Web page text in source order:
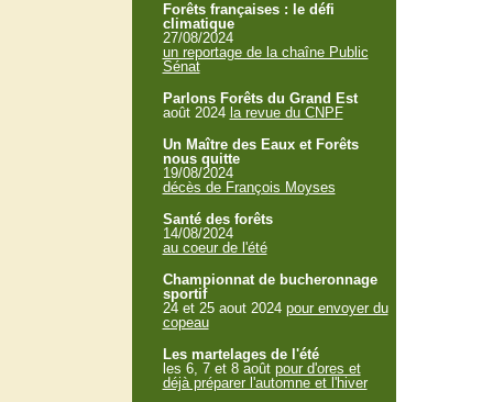
Forêts françaises : le défi
climatique
27/08/2024
un reportage de la chaîne Public
Sénat
Parlons Forêts du Grand Est
août 2024 la revue du CNPF
Un Maître des Eaux et Forêts
nous quitte
19/08/2024
décès de François Moyses
Santé des forêts
14/08/2024
au coeur de l'été
Championnat de bucheronnage
sportif
24 et 25 aout 2024 pour envoyer du
copeau
Les martelages de l'été
les 6, 7 et 8 août pour d'ores et
déjà préparer l'automne et l'hiver